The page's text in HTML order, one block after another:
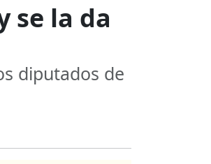
se la da
diputados de